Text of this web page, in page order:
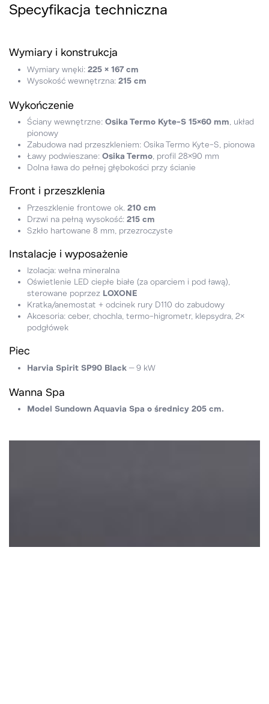
Specyfikacja techniczna
Wymiary i konstrukcja
Wymiary wnęki: 225 × 167 cm
Wysokość wewnętrzna: 215 cm
Wykończenie
Ściany wewnętrzne: Osika Termo Kyte-S 15×60 mm, układ
pionowy
Zabudowa nad przeszkleniem: Osika Termo Kyte-S, pionowa
Ławy podwieszane: Osika Termo, profil 28×90 mm
Dolna ława do pełnej głębokości przy ścianie
Front i przeszklenia
Przeszklenie frontowe ok. 210 cm
Drzwi na pełną wysokość: 215 cm
Szkło hartowane 8 mm, przezroczyste
Instalacje i wyposażenie
Izolacja: wełna mineralna
Oświetlenie LED ciepłe białe (za oparciem i pod ławą),
sterowane poprzez LOXONE
Kratka/anemostat + odcinek rury D110 do zabudowy
Akcesoria: ceber, chochla, termo-higrometr, klepsydra, 2×
podgłówek
Piec
Harvia Spirit SP90 Black – 9 kW
Wanna Spa
Model Sundown Aquavia Spa o średnicy 205 cm.